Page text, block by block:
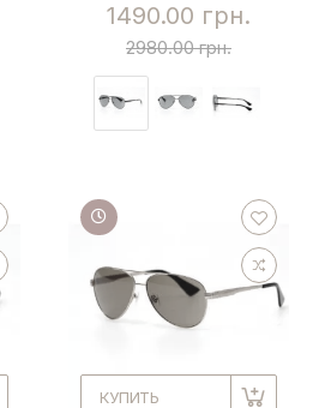
1490.00 грн.
2980.00 грн.
КУПИТЬ